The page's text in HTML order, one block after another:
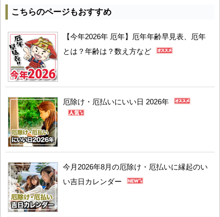
こちらのページもおすすめ
【今年2026年 厄年】厄年年齢早見表、厄年
とは？年齢は？数え方など
厄除け・厄払いにいい日 2026年
今月2026年8月の厄除け・厄払いに縁起のい
い吉日カレンダー